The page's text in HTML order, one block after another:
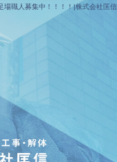
場職人募集中！！！！|株式会社匡信